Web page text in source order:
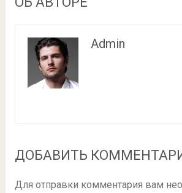
Admin
ДОБАВИТЬ
Для отправки комментария вам